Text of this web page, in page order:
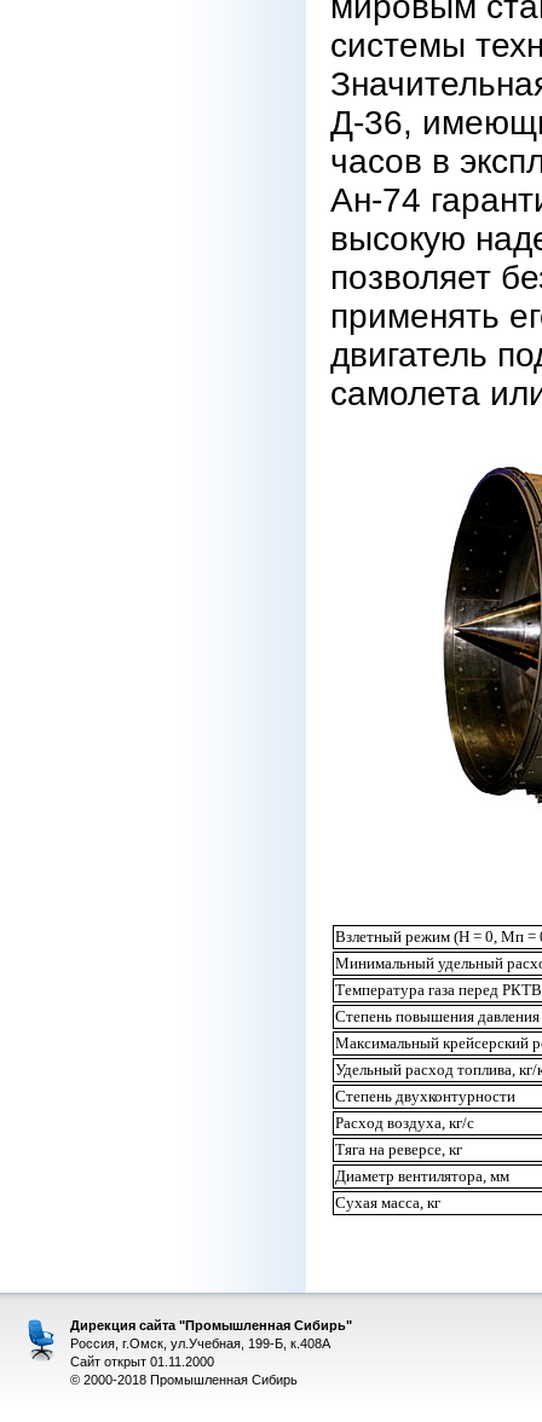
системы
Д-36,
часов в
Ан-74
высокую
позволяет
применять
двигатель
самолета
Взлетный режим (Н = 0, Мп =
Минимальный удельный
Температура газа перед
Степень повышения давления
Максимальный крейсерский
Удельный расход топлива, кг/
Степень двухконтурности
Расход воздуха, кг/с
Тяга на реверсе, кг
Диаметр вентилятора, мм
Сухая масса, кг
Дирекция сайта "Промышленная Сибирь"
Россия, г.Омск, ул.Учебная, 199-Б, к.408А
Сайт открыт 01.11.2000
© 2000-2018 Промышленная Сибирь